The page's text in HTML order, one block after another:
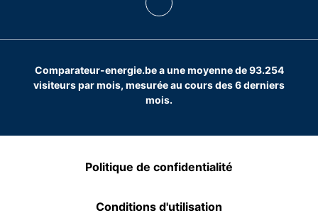
Comparateur-energie.be a une moyenne de 93.254
visiteurs par mois, mesurée au cours des 6 derniers
mois.
Politique de confidentialité
Conditions d'utilisation